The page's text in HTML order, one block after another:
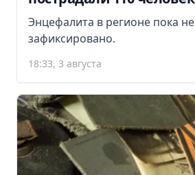
Энцефалита в регионе пока не
зафиксировано.
18:33, 3 августа